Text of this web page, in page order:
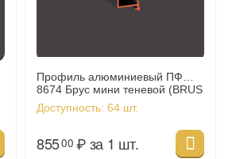
Профиль алюминиевый ПФ
8674 Брус мини теневой (BRUS
04), 2м (10м/уп)
Доступность: 64 шт.
85500 ₽за 1 шт.